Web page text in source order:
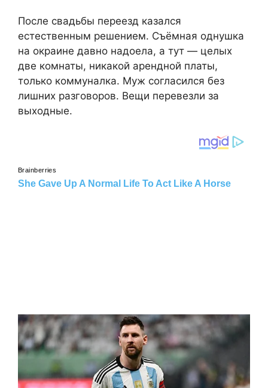
После свадьбы переезд казался
естественным решением. Съёмная однушка
на окраине давно надоела, а тут — целых
две комнаты, никакой арендной платы,
только коммуналка. Муж согласился без
лишних разговоров. Вещи перевезли за
выходные.